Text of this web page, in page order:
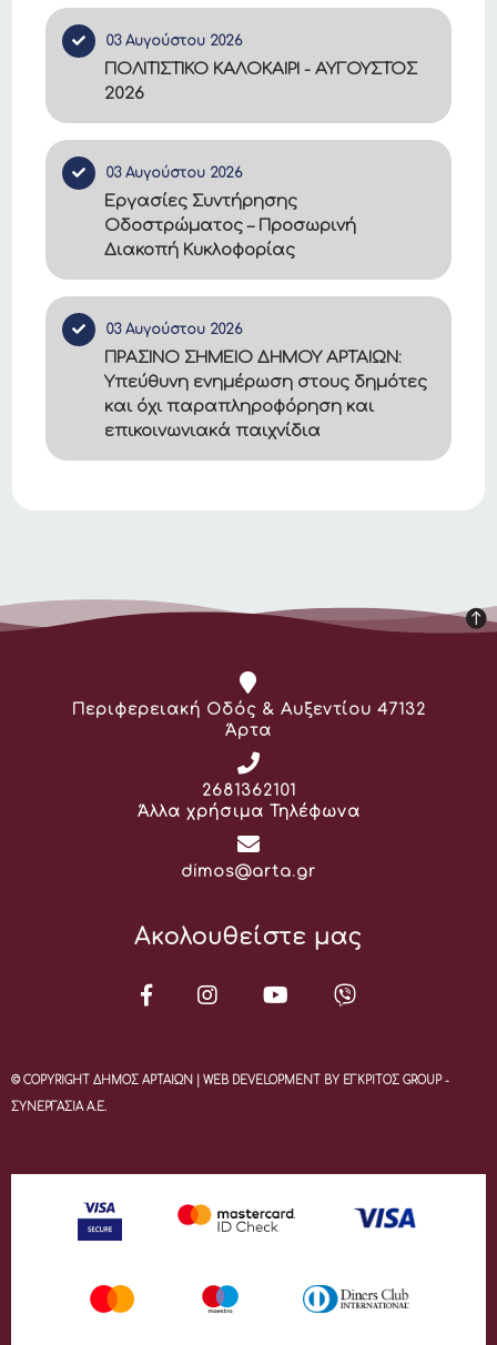
03 Αυγούστου 2026
ΠΟΛΙΤΙΣΤΙΚΟ ΚΑΛΟΚΑΙΡΙ - ΑΥΓΟΥΣΤΟΣ
2026
03 Αυγούστου 2026
Εργασίες Συντήρησης
Οδοστρώματος – Προσωρινή
Διακοπή Κυκλοφορίας
03 Αυγούστου 2026
ΠΡΑΣΙΝΟ ΣΗΜΕΙΟ ΔΗΜΟΥ ΑΡΤΑΙΩΝ:
Υπεύθυνη ενημέρωση στους δημότες
και όχι παραπληροφόρηση και
επικοινωνιακά παιχνίδια
Διεύθυνση:
Περιφερειακή Οδός & Αυξεντίου 47132
Άρτα
Τηλέφωνο:
2681362101
Άλλα χρήσιμα Τηλέφωνα
Email:
dimos@arta.gr
Ακολουθείστε μας
© COPYRIGHT ΔΗΜΟΣ ΑΡΤΑΙΩΝ | WEB DEVELOPMENT BY ΕΓΚΡΙΤΟΣ GROUP -
ΣΥΝΕΡΓΑΣΙΑ Α.Ε.